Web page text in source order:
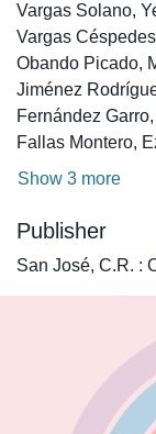
Vargas Solano,
Vargas
Obando Picado,
Jiménez
Fernández
Fallas Montero,
Show 3 more
Publisher
San José, C.R. :